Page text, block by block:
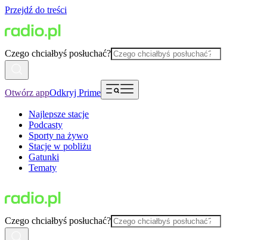
Przejdź do treści
Czego chciałbyś posłuchać?
Otwórz appOdkryj Prime
Najlepsze stacje
Podcasty
Sporty na żywo
Stacje w pobliżu
Gatunki
Tematy
Czego chciałbyś posłuchać?